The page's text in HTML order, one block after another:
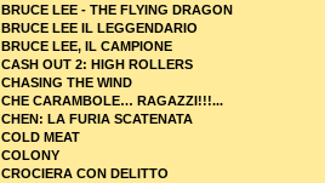
BRUCE LEE - THE FLYING DRAGON
BRUCE LEE IL LEGGENDARIO
BRUCE LEE, IL CAMPIONE
CASH OUT 2: HIGH ROLLERS
CHASING THE WIND
CHE CARAMBOLE… RAGAZZI!!!...
CHEN: LA FURIA SCATENATA
COLD MEAT
COLONY
CROCIERA CON DELITTO